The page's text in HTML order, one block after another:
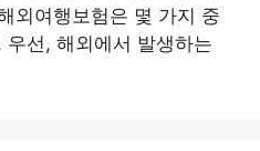
외여행보험은 몇 가지 중
선, 해외에서 발생하는